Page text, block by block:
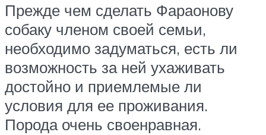
Прежде чем сделать Фараонову
собаку членом своей семьи,
необходимо задуматься, есть ли
возможность за ней ухаживать
достойно и приемлемые ли
условия для ее проживания.
Порода очень своенравная.